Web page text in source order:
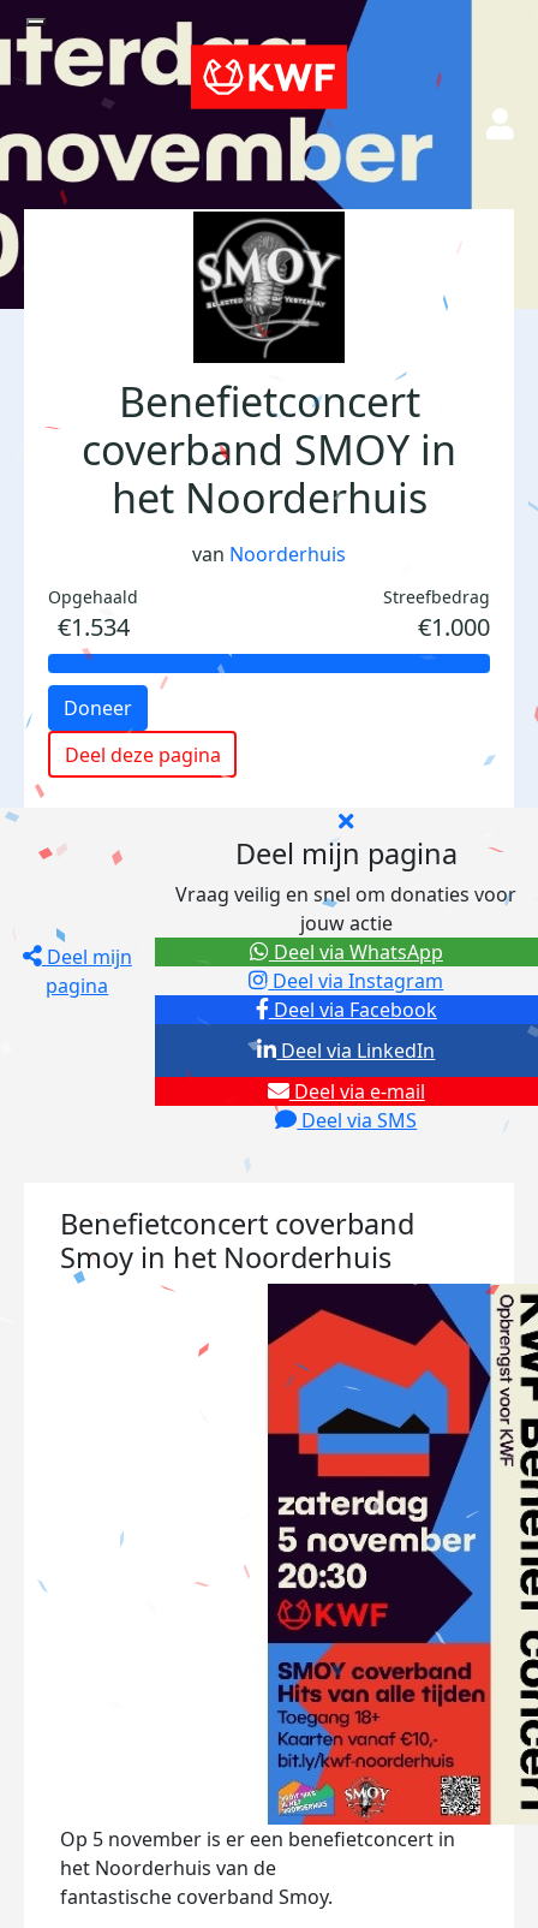
Benefietconcert
coverband SMOY in
het Noorderhuis
van Noorderhuis
Opgehaald
€1.534
Streefbedrag
€1.000
Doneer
Deel deze pagina
Deel mijn
pagina
Deel mijn pagina
Vraag veilig en snel om donaties voor
jouw actie
Deel via Facebook
Deel via Instagram
Deel via e-mail
Deel via SMS
Deel via LinkedIn
Deel via WhatsApp
Benefietconcert coverband
Smoy in het Noorderhuis
Op 5 november is er een benefietconcert in
het Noorderhuis van de
fantastische coverband Smoy.